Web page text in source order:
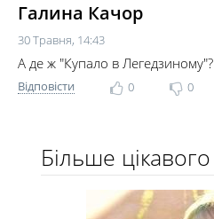
Галина Качор
30 Травня, 14:43
А де ж "Купало в Легедзиному"?
Відповісти 0 0
Більше цікавого